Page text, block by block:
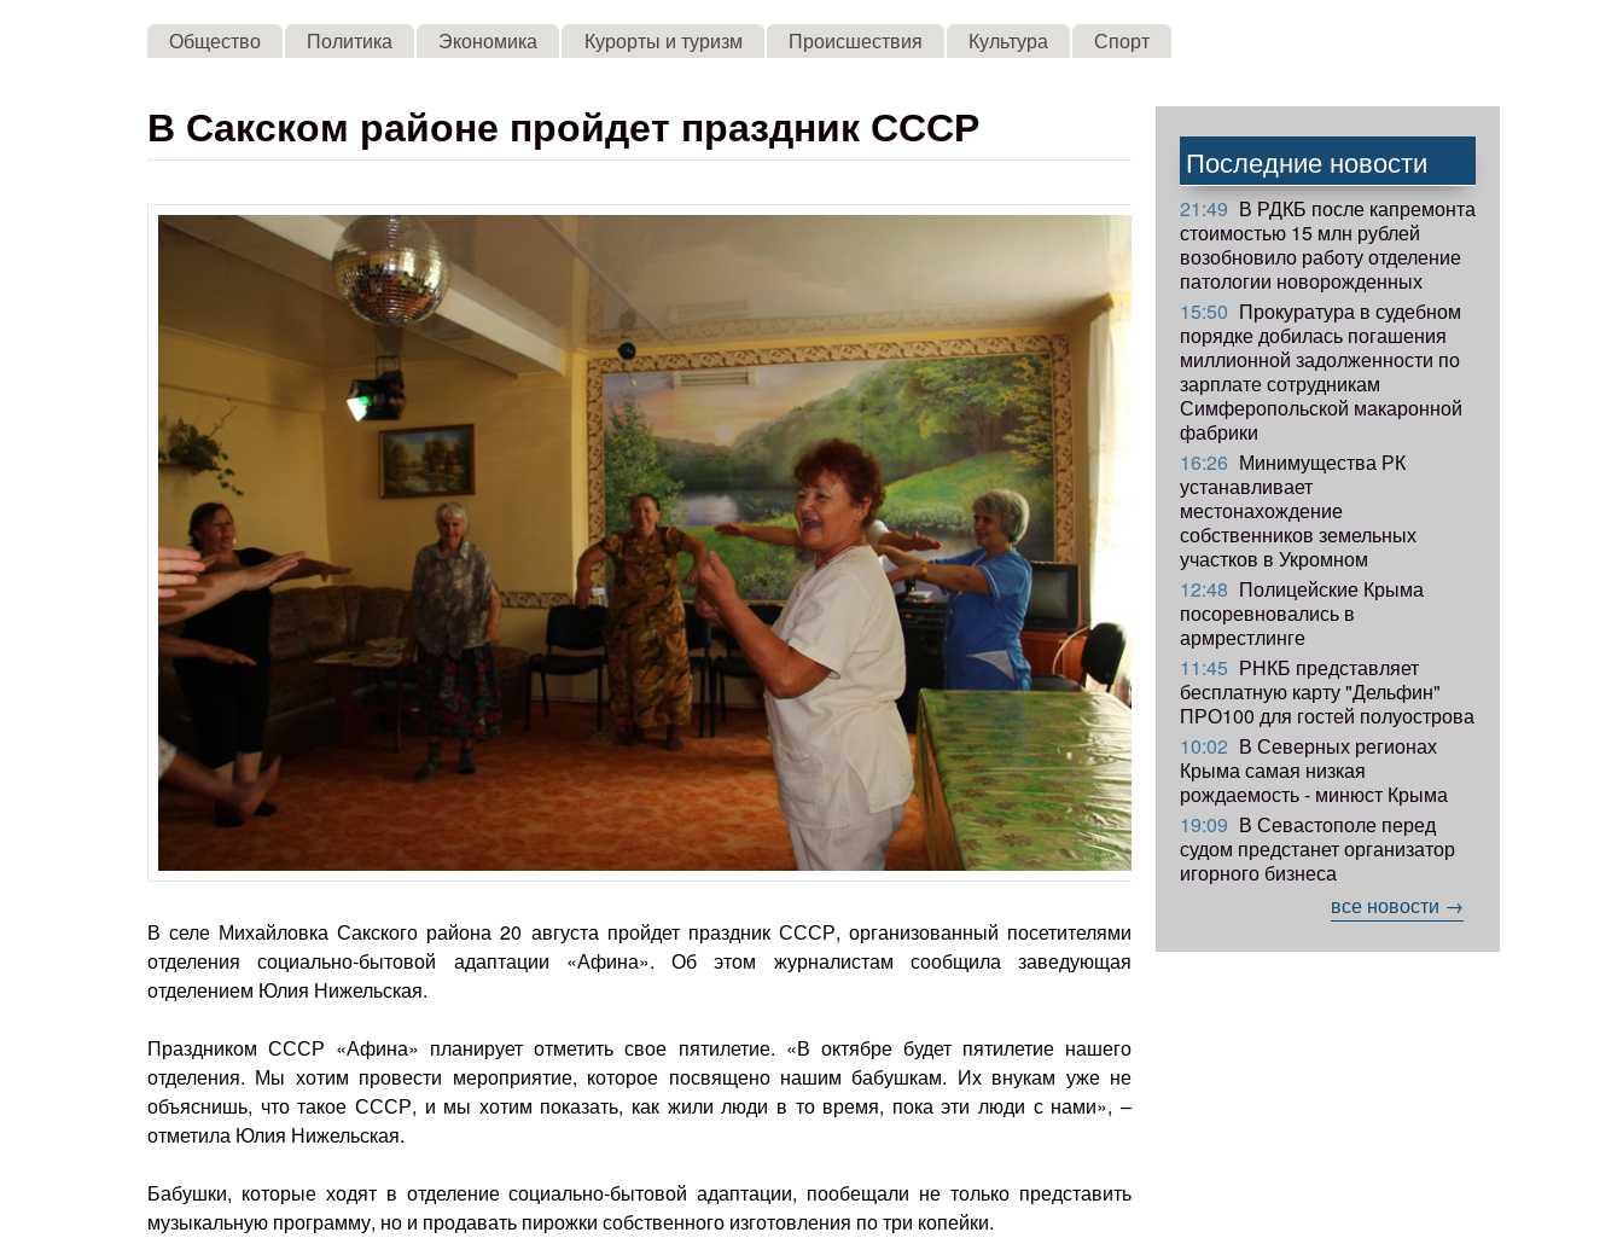
Skip to main content
Общество Политика Экономика Курорты и туризм Происшествия Культура Спорт
В Сакском районе пройдет праздник СССР
В селе Михайловка Сакского района 20 августа пройдет праздник СССР, организованный посетителями
отделения социально-бытовой адаптации «Афина». Об этом журналистам сообщила заведующая
отделением Юлия Нижельская.
Праздником СССР «Афина» планирует отметить свое пятилетие. «В октябре будет пятилетие нашего
отделения. Мы хотим провести мероприятие, которое посвящено нашим бабушкам. Их внукам уже не
объяснишь, что такое СССР, и мы хотим показать, как жили люди в то время, пока эти люди с нами», –
отметила Юлия Нижельская.
Бабушки, которые ходят в отделение социально-бытовой адаптации, пообещали не только представить
музыкальную программу, но и продавать пирожки собственного изготовления по три копейки.
Последние новости
21:49 В РДКБ после капремонта
стоимостью 15 млн рублей
возобновило работу отделение
патологии новорожденных
15:50 Прокуратура в судебном
порядке добилась погашения
миллионной задолженности по
зарплате сотрудникам
Симферопольской макаронной
фабрики
16:26 Минимущества РК
устанавливает
местонахождение
собственников земельных
участков в Укромном
12:48 Полицейские Крыма
посоревновались в
армрестлинге
11:45 РНКБ представляет
бесплатную карту "Дельфин"
ПРО100 для гостей полуострова
10:02 В Северных регионах
Крыма самая низкая
рождаемость - минюст Крыма
19:09 В Севастополе перед
судом предстанет организатор
игорного бизнеса
все новости →